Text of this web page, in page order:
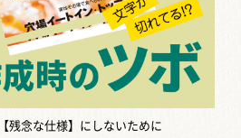
残念な仕様】にしないために